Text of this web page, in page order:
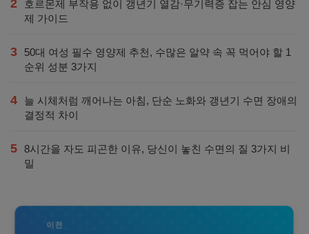
2
호르몬제 부작용 없이 갱년기 열감·무기력증 잡는 안심 영양
제 가이드
3
50대 여성 필수 영양제 추천, 수많은 알약 속 꼭 먹어야 할 1
순위 성분 3가지
4
늘 시체처럼 깨어나는 아침, 단순 노화와 갱년기 수면 장애의
결정적 차이
5 8시간을 자도 피곤한 이유, 당신이 놓친 수면의 질 3가지 비
밀
이전